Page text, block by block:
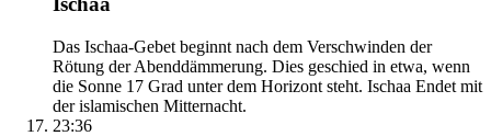
Das Ischaa-Gebet beginnt nach dem Verschwinden der
Rötung der Abenddämmerung. Dies geschied in etwa, wenn
die Sonne 17 Grad unter dem Horizont steht. Ischaa Endet mit
der islamischen Mitternacht.
23:36